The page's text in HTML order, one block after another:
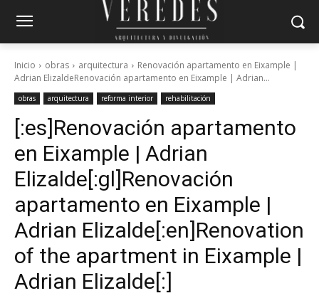
Inicio obras arquitectura
Renovación apartamento en Eixample |
Adrian ElizaldeRenovación apartamento en Eixample | Adrian...
obras arquitectura reforma interior rehabilitación
[:es]Renovación apartamento
en Eixample | Adrian
Elizalde[:gl]Renovación
apartamento en Eixample |
Adrian Elizalde[:en]Renovation
of the apartment in Eixample |
Adrian Elizalde[:]